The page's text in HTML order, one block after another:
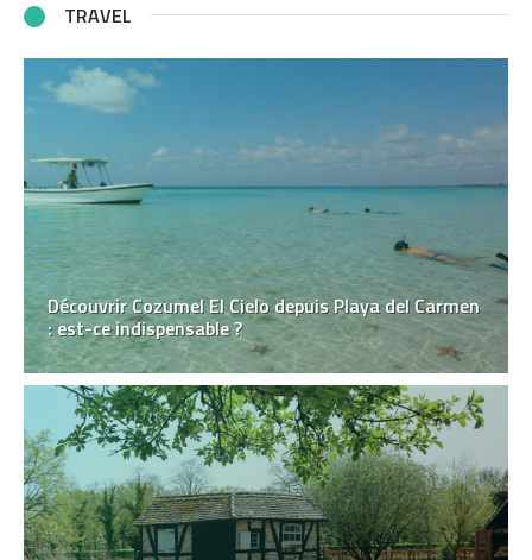
TRAVEL
Découvrir Cozumel El Cielo depuis Playa del Carmen
: est-ce indispensable ?